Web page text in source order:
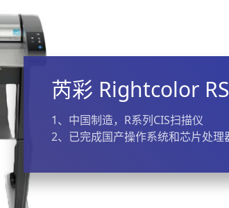
芮彩 Rightcolor
1、中国制造，R系列CIS扫描仪
2、已完成国产操作系统和芯片处理